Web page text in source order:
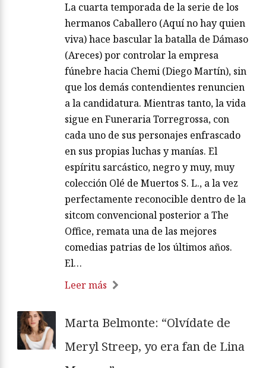
La cuarta temporada de la serie de los
hermanos Caballero (Aquí no hay quien
viva) hace bascular la batalla de Dámaso
(Areces) por controlar la empresa
fúnebre hacia Chemi (Diego Martín), sin
que los demás contendientes renuncien
a la candidatura. Mientras tanto, la vida
sigue en Funeraria Torregrossa, con
cada uno de sus personajes enfrascado
en sus propias luchas y manías. El
espíritu sarcástico, negro y muy, muy
colección Olé de Muertos S. L., a la vez
perfectamente reconocible dentro de la
sitcom convencional posterior a The
Office, remata una de las mejores
comedias patrias de los últimos años.
El…
Leer más
Marta Belmonte: “Olvídate de
Meryl Streep, yo era fan de Lina